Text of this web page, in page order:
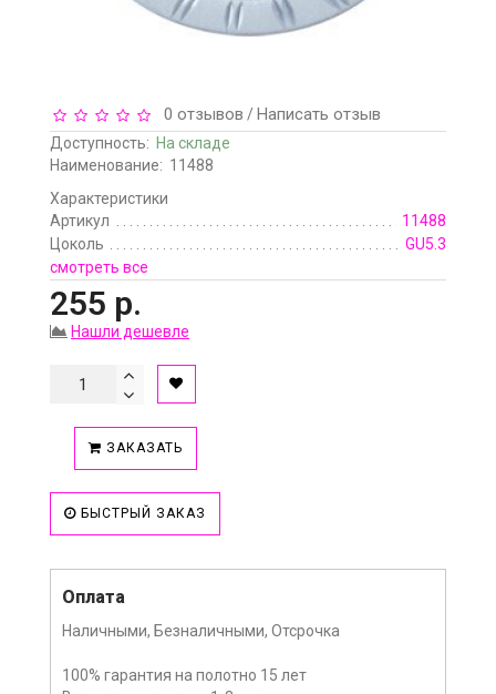
0 отзывов /Написать отзыв
Доступность: На складе
Наименование: 11488
Характеристики
Артикул
11488
Цоколь
GU5.3
смотреть все
255 р.
Нашли дешевле
ЗАКАЗАТЬ
БЫСТРЫЙ ЗАКАЗ
Оплата
Наличными, Безналичными, Отсрочка
100% гарантия на полотно 15 лет